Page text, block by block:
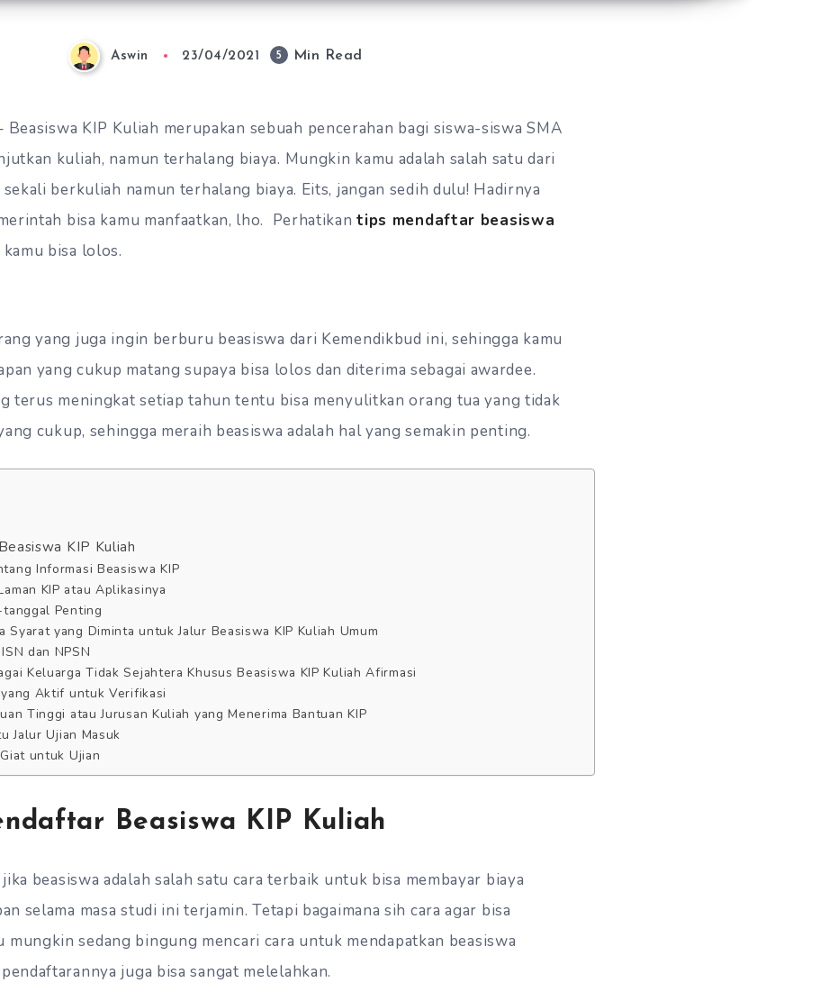
Aswin 23/04/2021 5 Min Read
Beasiswa KIP Kuliah merupakan sebuah pencerahan bagi siswa-siswa SMA
kuliah, namun terhalang biaya. Mungkin kamu adalah salah satu dari
berkuliah namun terhalang biaya. Eits, jangan sedih dulu! Hadirnya
bisa kamu manfaatkan, lho. Perhatikantips mendaftar beasiswa
kamu bisa lolos.
yang juga ingin berburu beasiswa dari Kemendikbud ini, sehingga kamu
yang cukup matang supaya bisa lolos dan diterima sebagai awardee.
terus meningkat setiap tahun tentu bisa menyulitkan orang tua yang tidak
cukup, sehingga meraih beasiswa adalah hal yang semakin penting.
KIP Kuliah
Informasi Beasiswa KIP
KIP atau Aplikasinya
Penting
Syarat yang Diminta untuk Jalur Beasiswa KIP Kuliah Umum
dan NPSN
Keluarga Tidak Sejahtera Khusus Beasiswa KIP Kuliah Afirmasi
Aktif untuk Verifikasi
Tinggi atau Jurusan Kuliah yang Menerima Bantuan KIP
Jalur Ujian Masuk
untuk Ujian
Beasiswa KIP Kuliah
beasiswa adalah salah satu cara terbaik untuk bisa membayar biaya
selama masa studi ini terjamin. Tetapi bagaimana sih cara agar bisa
mungkin sedang bingung mencari cara untuk mendapatkan beasiswa
juga bisa sangat melelahkan.